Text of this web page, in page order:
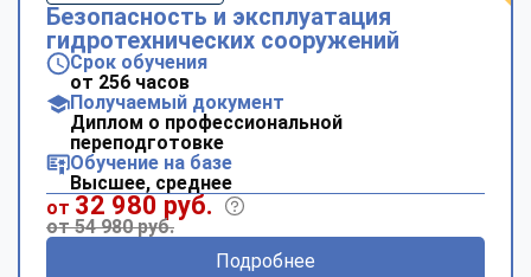
Безопасность и эксплуатация
гидротехнических сооружений
Срок обучения
от 256 часов
Получаемый документ
Диплом о профессиональной
переподготовке
Обучение на базе
Высшее, среднее
от 32 980 руб.
от 54 980 руб.
Подробнее